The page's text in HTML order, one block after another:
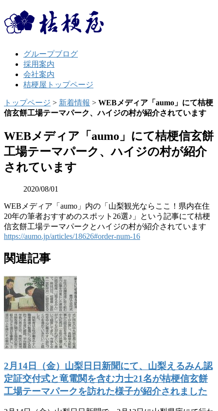
グループブログ
採用案内
会社案内
桔梗屋トップページ
トップページ > 新着情報 > WEBメディア「aumo」にて桔梗
信玄餅工場テーマパーク、ハイジの村が紹介されています
WEBメディア「aumo」にて桔梗信玄餅
工場テーマパーク、ハイジの村が紹介
されています
2020/08/01
WEBメディア「aumo」内の「山梨観光ならここ！県内在住
20年の筆者おすすめのスポット26選♪」という記事にて桔梗
信玄餅工場テーマパークとハイジの村が紹介されています
https://aumo.jp/articles/18626#order-num-16
関連記事
2月14日（金）山梨日日新聞にて、山梨えるみん認
定証交付式と竜電関を含む力士21名が桔梗信玄餅
工場テーマパークを訪れた様子が紹介されました